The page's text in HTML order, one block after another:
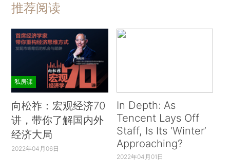
推荐阅读
私房课
向松祚：宏观经济70
讲，带你了解国内外
经济大局
2022年04月06日
In Depth: As
Tencent Lays Off
Staff, Is Its ‘Winter’
Approaching?
2022年04月01日